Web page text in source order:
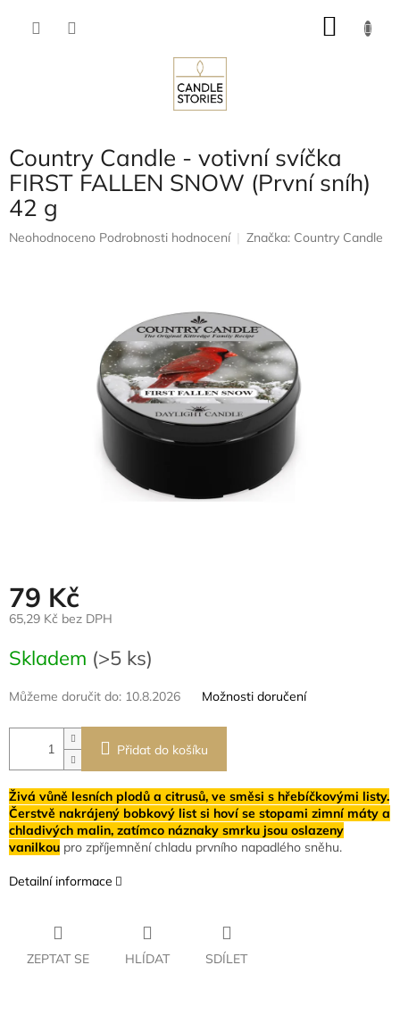
Country Candle - votivní svíčka
FIRST FALLEN SNOW (První sníh)
42 g
Průměrné
Neohodnoceno Podrobnosti hodnocení Značka: Country Candle
79 Kč
65,29 Kč bez DPH
cena:
Skladem (>5 ks)
Můžeme doručit do: 10.8.2026 Možnosti doručení
Přidat do košíku
Živá vůně lesních plodů a citrusů, ve směsi s hřebíčkovými listy.
Čerstvě nakrájený bobkový list si hoví se stopami zimní máty a
chladivých malin, zatímco náznaky smrku jsou oslazeny
vanilkou pro zpříjemnění chladu prvního napadlého sněhu.
Detailní informace
ZEPTAT SE HLÍDAT SDÍLET